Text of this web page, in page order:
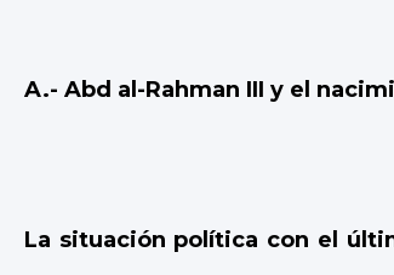
A.- Abd al-Rahman III y el
La situación política con el